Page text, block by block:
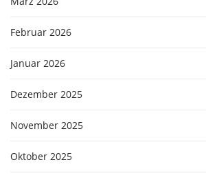
Februar 2026
Januar 2026
Dezember 2025
November 2025
Oktober 2025